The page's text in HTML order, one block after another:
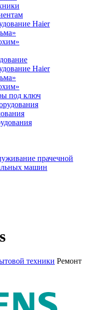
Haier
Haier
под ключ
прачечной
машин
техники Ремонт